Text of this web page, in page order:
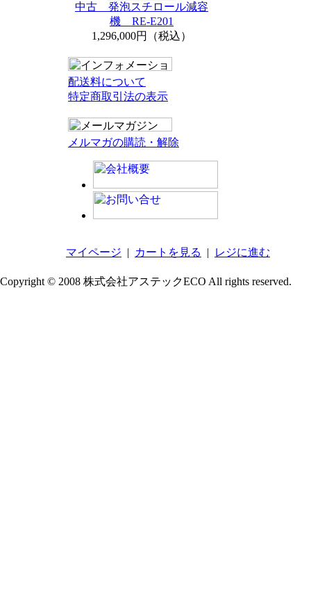
中古 発泡スチロール減容
機 RE-E201
1,296,000円（税込）
配送料について
特定商取引法の表示
メルマガの購読・解除
マイページ | カートを見る | レジに進む
Copyright © 2008 株式会社アステックECO All rights reserved.